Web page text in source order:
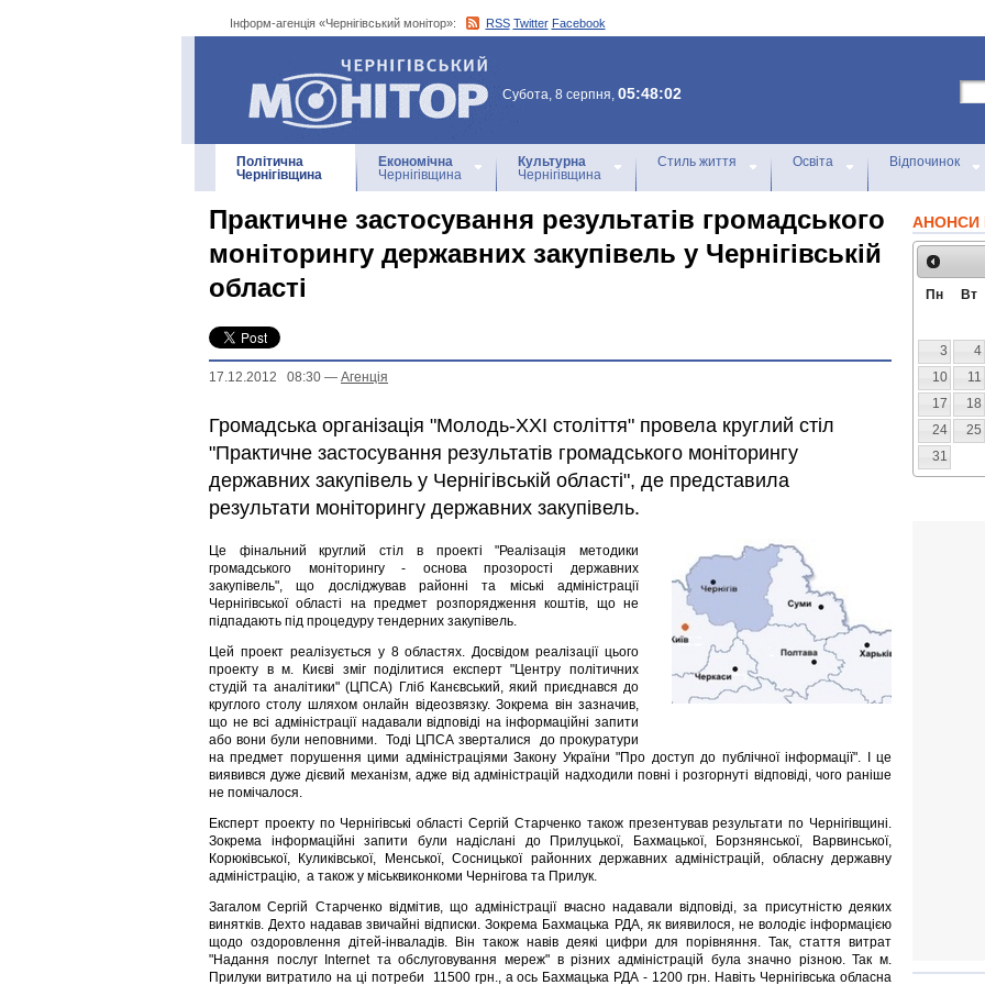
Інформ-агенція «Чернігівський монітор»: RSS Twitter Facebook
Інформ-агенція
«Чернігівський монітор»
Субота, 8 серпня, 05:48:02
Політична
Чернігівщина
Економічна
Чернігівщина
Культурна
Чернігівщина
Стиль життя Освіта Відпочинок
Практичне застосування результатів громадського
моніторингу державних закупівель у Чернігівській
області
17.12.2012 08:30 — Агенцiя
Громадська організація "Молодь-ХХІ століття" провела круглий стіл
"Практичне застосування результатів громадського моніторингу
державних закупівель у Чернігівській області", де представила
результати моніторингу державних закупівель.
Це фінальний круглий стіл в проекті "Реалізація методики
громадського моніторингу - основа прозорості державних
закупівель", що досліджував районні та міські адміністрації
Чернігівської області на предмет розпорядження коштів, що не
підпадають під процедуру тендерних закупівель.
Цей проект реалізується у 8 областях. Досвідом реалізації цього
проекту в м. Києві зміг поділитися експерт "Центру політичних
студій та аналітики" (ЦПСА) Гліб Канєвський, який приєднався до
круглого столу шляхом онлайн відеозвязку. Зокрема він зазначив,
що не всі адміністрації надавали відповіді на інформаційні запити
або вони були неповними. Тоді ЦПСА зверталися до прокуратури
на предмет порушення цими адміністраціями Закону України "Про доступ до публічної інформації". І це
виявився дуже дієвий механізм, адже від адміністрацій надходили повні і розгорнуті відповіді, чого раніше
не помічалося.
Експерт проекту по Чернігівські області Сергій Старченко також презентував результати по Чернігівщині.
Зокрема інформаційні запити були надіслані до Прилуцької, Бахмацької, Борзнянської, Варвинської,
Корюківської, Куликівської, Менської, Сосницької районних державних адміністрацій, обласну державну
адміністрацію, а також у міськвиконкоми Чернігова та Прилук.
Загалом Сергій Старченко відмітив, що адміністрації вчасно надавали відповіді, за присутністю деяких
винятків. Дехто надавав звичайні відписки. Зокрема Бахмацька РДА, як виявилося, не володіє інформацією
щодо оздоровлення дітей-інваладів. Він також навів деякі цифри для порівняння. Так, стаття витрат
"Надання послуг Internet та обслуговування мереж" в різних адміністрацій була значно різною. Так м.
Прилуки витратило на ці потреби 11500 грн., а ось Бахмацька РДА - 1200 грн. Навіть Чернігівська обласна
АНОНСИ
Пн Вт
3
4
10
11
17
18
24
25
31